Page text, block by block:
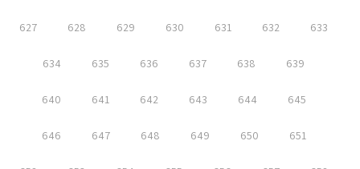
627 628 629 630 631 632 633
634 635 636 637 638 639
640 641 642 643 644 645
646 647 648 649 650 651